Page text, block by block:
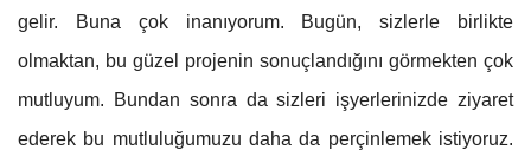
gelir. Buna çok inanıyorum. Bugün, sizlerle birlikte
olmaktan, bu güzel projenin sonuçlandığını görmekten çok
mutluyum. Bundan sonra da sizleri işyerlerinizde ziyaret
ederek bu mutluluğumuzu daha da perçinlemek istiyoruz.